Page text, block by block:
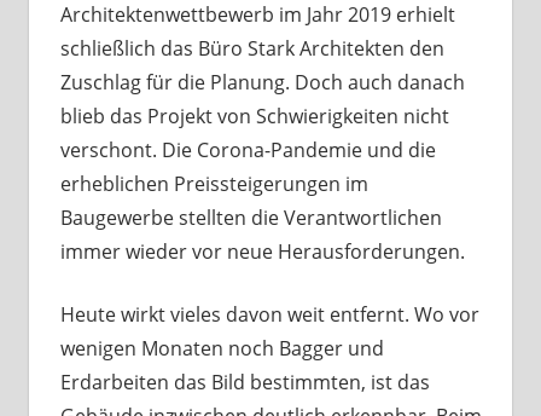
Architektenwettbewerb im Jahr 2019 erhielt
schließlich das Büro Stark Architekten den
Zuschlag für die Planung. Doch auch danach
blieb das Projekt von Schwierigkeiten nicht
verschont. Die Corona-Pandemie und die
erheblichen Preissteigerungen im
Baugewerbe stellten die Verantwortlichen
immer wieder vor neue Herausforderungen.
Heute wirkt vieles davon weit entfernt. Wo vor
wenigen Monaten noch Bagger und
Erdarbeiten das Bild bestimmten, ist das